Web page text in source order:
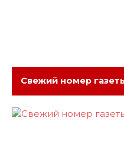
Свежий номер